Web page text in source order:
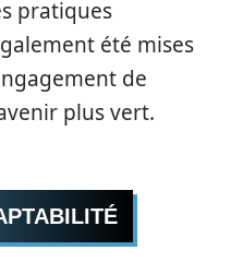
pratiques
été mises
de
plus vert.